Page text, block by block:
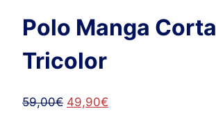
Polo Manga Corta
Tricolor
59,00€ El
49,90€